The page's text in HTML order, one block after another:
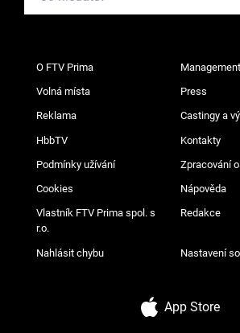
O FTV Prima Management
Volná místa Press
Reklama Castingy a
HbbTV Kontakty
Podmínky užívání Zpracování
Cookies Nápověda
Vlastník FTV Prima spol. s
r.o.
Redakce
Nahlásit chybu Nastavení
App Store